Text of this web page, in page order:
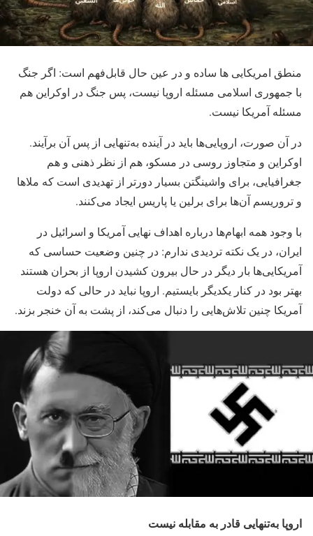
منطق امریکایی ها ساده و در عین حال قابل‌فهم است: اگر جنگ
با جمهوری اسلامی مسئله اروپا نیست، پس جنگ در اوکراین هم
مسئله آمریکا نیست.
در آن صورت، اروپایی‌ها باید در آینده به‌تنهایی از پس آن برآیند.
اوکراین و متجاوز روسی در مسکو، هم از نظر ذهنی و هم
جغرافیایی، برای واشینگتن بسیار دورتر از تهدیدی است که ملاها
و تروریسم آن‌ها برای برلین یا پاریس ایجاد می‌کنند.
با وجود همه ابهام‌ها درباره اهداف نهایی آمریکا و اسرائیل در
ایران، در یک نکته تردیدی ندارم: در چنین وضعیت حساسی که
آمریکایی‌ها بار دیگر در حال بیرون کشیدن اروپا از بحران هستند
بهتر بود در کنار یکدیگر بایستیم. اروپا نباید در حالی که دولت
آمریکا چنین تلاش‌هایی را دنبال می‌کند، از پشت به آن خنجر بزند.
اروپا به‌تنهایی قادر به مقابله نیست